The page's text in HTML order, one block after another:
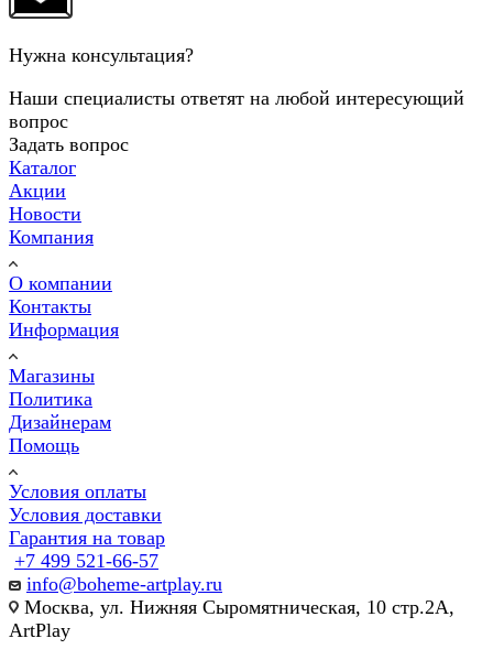
Нужна консультация?
Наши специалисты ответят на любой интересующий
вопрос
Задать вопрос
Каталог
Акции
Новости
Компания
О компании
Контакты
Информация
Магазины
Политика
Дизайнерам
Помощь
Условия оплаты
Условия доставки
Гарантия на товар
+7 499 521-66-57
info@boheme-artplay.ru
Москва, ул. Нижняя Сыромятническая, 10 стр.2А,
ArtPlay